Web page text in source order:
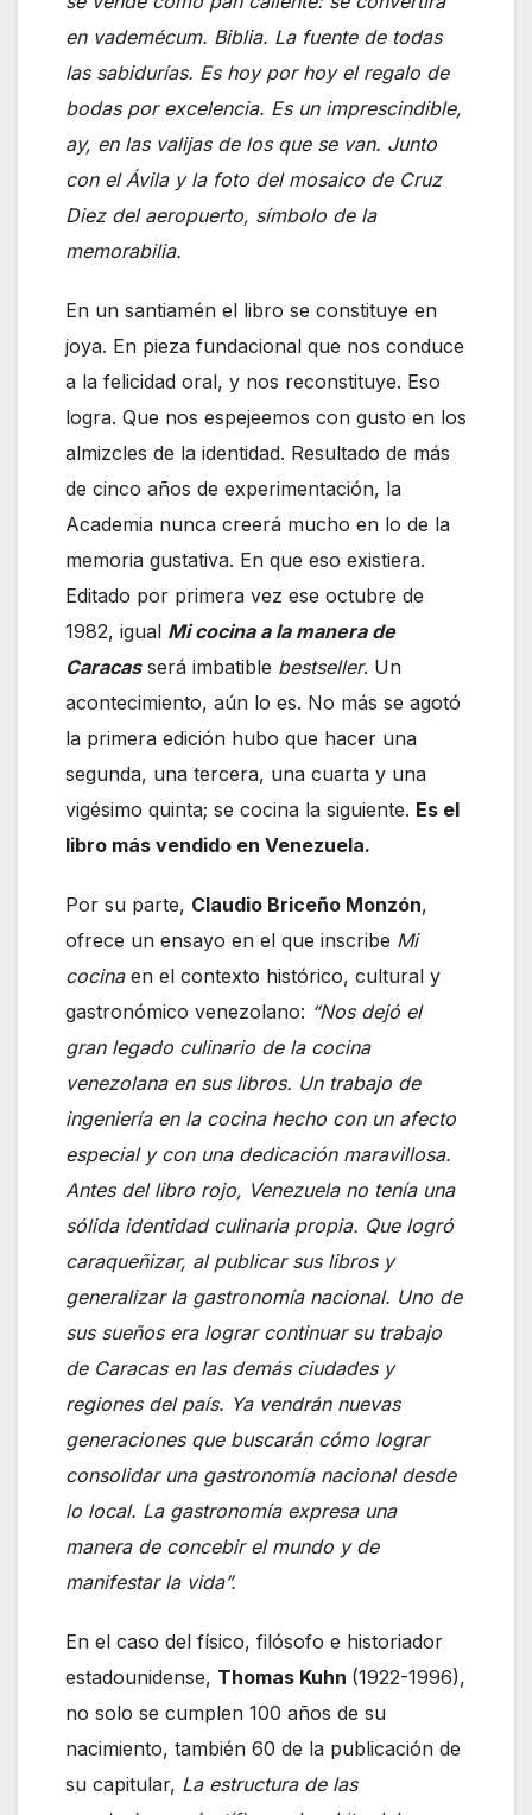
en vademécum. Biblia. La fuente de todas
las sabidurías. Es hoy por hoy el regalo de
bodas por excelencia. Es un imprescindible,
ay, en las valijas de los que se van. Junto
con el Ávila y la foto del mosaico de Cruz
Diez del aeropuerto, símbolo de la
memorabilia.
En un santiamén el libro se constituye en
joya. En pieza fundacional que nos conduce
a la felicidad oral, y nos reconstituye. Eso
logra. Que nos espejeemos con gusto en los
almizcles de la identidad. Resultado de más
de cinco años de experimentación, la
Academia nunca creerá mucho en lo de la
memoria gustativa. En que eso existiera.
Editado por primera vez ese octubre de
1982, igual Mi cocina a la manera de
Caracasserá imbatible bestseller. Un
acontecimiento, aún lo es. No más se agotó
la primera edición hubo que hacer una
segunda, una tercera, una cuarta y una
vigésimo quinta; se cocina la siguiente. Es el
libro más vendido en Venezuela.
Por su parte, Claudio Briceño Monzón,
ofrece un ensayo en el que inscribe Mi
cocinaen el contexto histórico, cultural y
gastronómico venezolano: “Nos dejó el
gran legado culinario de la cocina
venezolana en sus libros. Un trabajo de
ingeniería en la cocina hecho con un afecto
especial y con una dedicación maravillosa.
Antes del libro rojo, Venezuela no tenía una
sólida identidad culinaria propia. Que logró
caraqueñizar, al publicar sus libros y
generalizar la gastronomía nacional. Uno de
sus sueños era lograr continuar su trabajo
de Caracas en las demás ciudades y
regiones del país. Ya vendrán nuevas
generaciones que buscarán cómo lograr
consolidar una gastronomía nacional desde
lo local. La gastronomía expresa una
manera de concebir el mundo y de
manifestar la vida”.
En el caso del físico, filósofo e historiador
estadounidense, Thomas Kuhn (1922-1996),
no solo se cumplen 100 años de su
nacimiento, también 60 de la publicación de
su capitular, La estructura de las